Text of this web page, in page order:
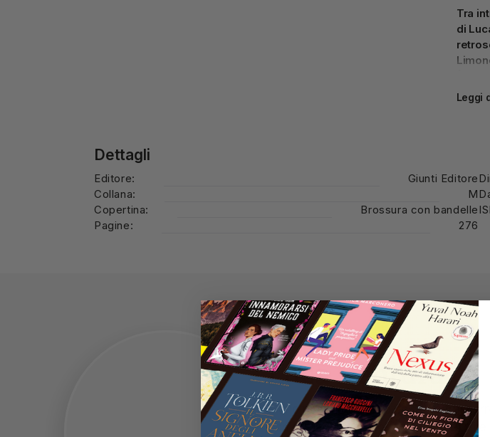
Tra
di
casa
Leggi
Dettagli
Editore:
Giunti Editore
Collana:
M
Copertina:
Brossura con bandelle
Pagine:
276
Luca Ventura
È uno pseudonimo. Lo scrittore
con protagonisti l’isolano Enrico Rizzi